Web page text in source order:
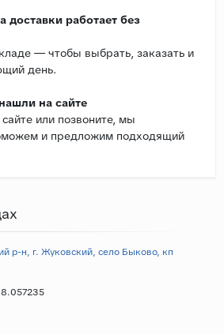
доставки работает без
— чтобы выбрать, заказать и
день.
на сайте
или позвоните, мы
и предложим подходящий
р-н, г. Жуковский, село Быково, кп